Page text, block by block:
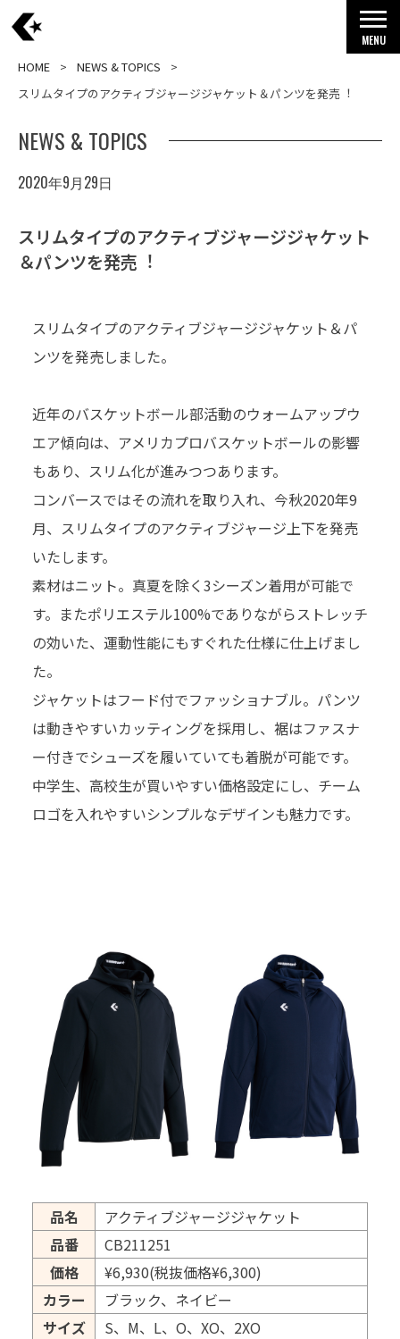
MENU
HOME
NEWS & TOPICS
スリムタイプのアクティブジャージジャケット＆パンツを発売︕
NEWS & TOPICS
2020年9月29日
スリムタイプのアクティブジャージジャケット
＆パンツを発売︕
スリムタイプのアクティブジャージジャケット＆パ
ンツを発売しました。
近年のバスケットボール部活動のウォームアップウ
エア傾向は、アメリカプロバスケットボールの影響
もあり、スリム化が進みつつあります。
コンバースではその流れを取り⼊れ、今秋2020年9
⽉、スリムタイプのアクティブジャージ上下を発売
いたします。
素材はニット。真夏を除く3シーズン着用が可能で
す。またポリエステル100%でありながらストレッチ
の効いた、運動性能にもすぐれた仕様に仕上げまし
た。
ジャケットはフード付でファッショナブル。パンツ
は動きやすいカッティングを採用し、裾はファスナ
ー付きでシューズを履いていても着脱が可能です。
中学生、⾼校生が買いやすい価格設定にし、チーム
ロゴを⼊れやすいシンプルなデザインも魅⼒です。
品名
アクティブジャージジャケット
品番
CB211251
価格
¥6,930(税抜価格¥6,300)
カラー
ブラック、ネイビー
サイズ
S、M、L、O、XO、2XO